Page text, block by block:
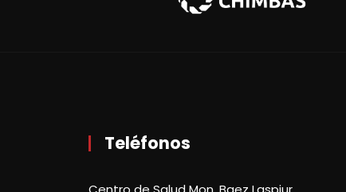
Teléfonos